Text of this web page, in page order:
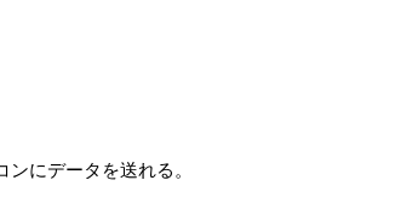
にデータを送れる。